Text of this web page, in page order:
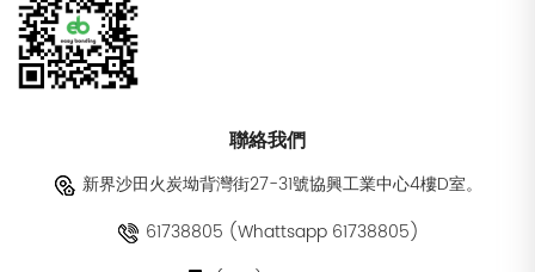
聯絡我們
新界沙田火炭坳背灣街27-31號協興工業中心4樓D室。
61738805 (Whattsapp 61738805)